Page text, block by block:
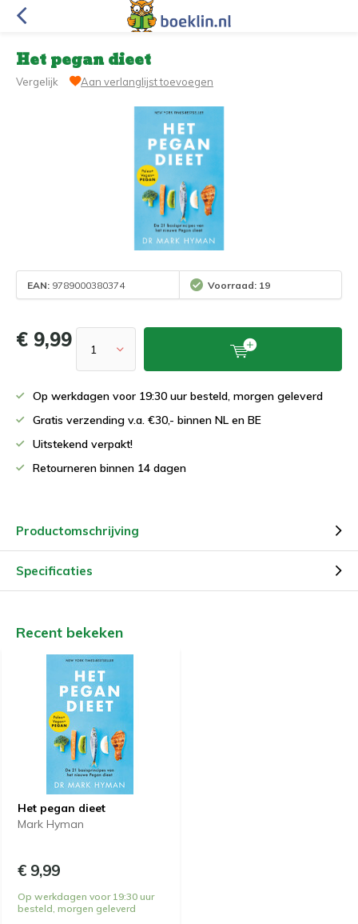
Het pegan dieet
Vergelijk Aan verlanglijst toevoegen
EAN: 9789000380374 Voorraad: 19
€ 9,99
Op werkdagen voor 19:30 uur besteld, morgen geleverd
Gratis verzending v.a. €30,- binnen NL en BE
Uitstekend verpakt!
Retourneren binnen 14 dagen
Productomschrijving
Specificaties
Recent bekeken
Het pegan dieet
Mark Hyman
€ 9,99
Op werkdagen voor 19:30 uur
besteld, morgen geleverd